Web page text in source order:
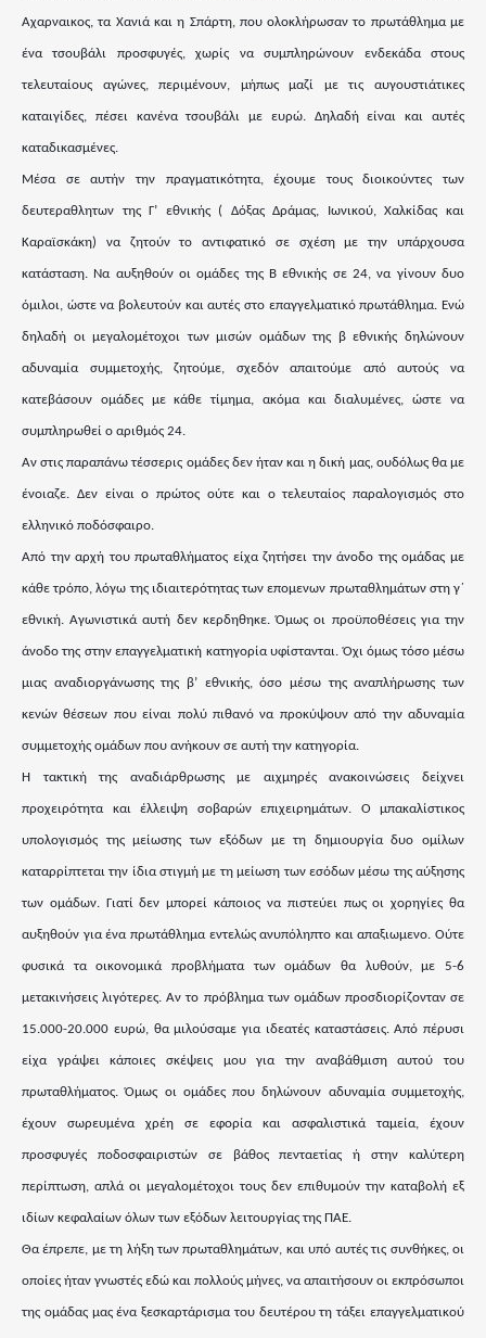
Αχαρναικος, τα Χανιά και η Σπάρτη, που ολοκλήρωσαν το πρωτάθλημα με
ένα τσουβάλι προσφυγές, χωρίς να συμπληρώνουν ενδεκάδα στους
τελευταίους αγώνες, περιμένουν, μήπως μαζί με τις αυγουστιάτικες
καταιγίδες, πέσει κανένα τσουβάλι με ευρώ. Δηλαδή είναι και αυτές
καταδικασμένες.
Μέσα σε αυτήν την πραγματικότητα, έχουμε τους διοικούντες των
δευτεραθλητων της Γ’ εθνικής ( Δόξας Δράμας, Ιωνικού, Χαλκίδας και
Καραϊσκάκη) να ζητούν το αντιφατικό σε σχέση με την υπάρχουσα
κατάσταση. Να αυξηθούν οι ομάδες της Β εθνικής σε 24, να γίνουν δυο
όμιλοι, ώστε να βολευτούν και αυτές στο επαγγελματικό πρωτάθλημα. Ενώ
δηλαδή οι μεγαλομέτοχοι των μισών ομάδων της β εθνικής δηλώνουν
αδυναμία συμμετοχής, ζητούμε, σχεδόν απαιτούμε από αυτούς να
κατεβάσουν ομάδες με κάθε τίμημα, ακόμα και διαλυμένες, ώστε να
συμπληρωθεί ο αριθμός 24.
Αν στις παραπάνω τέσσερις ομάδες δεν ήταν και η δική μας, ουδόλως θα με
ένοιαζε. Δεν είναι ο πρώτος ούτε και ο τελευταίος παραλογισμός στο
ελληνικό ποδόσφαιρο.
Από την αρχή του πρωταθλήματος είχα ζητήσει την άνοδο της ομάδας με
κάθε τρόπο, λόγω της ιδιαιτερότητας των επομενων πρωταθλημάτων στη γ΄
εθνική. Αγωνιστικά αυτή δεν κερδηθηκε. Όμως οι προϋποθέσεις για την
άνοδο της στην επαγγελματική κατηγορία υφίστανται. Όχι όμως τόσο μέσω
μιας αναδιοργάνωσης της β’ εθνικής, όσο μέσω της αναπλήρωσης των
κενών θέσεων που είναι πολύ πιθανό να προκύψουν από την αδυναμία
συμμετοχής ομάδων που ανήκουν σε αυτή την κατηγορία.
Η τακτική της αναδιάρθρωσης με αιχμηρές ανακοινώσεις δείχνει
προχειρότητα και έλλειψη σοβαρών επιχειρημάτων. Ο μπακαλίστικος
υπολογισμός της μείωσης των εξόδων με τη δημιουργία δυο ομίλων
καταρρίπτεται την ίδια στιγμή με τη μείωση των εσόδων μέσω της αύξησης
των ομάδων. Γιατί δεν μπορεί κάποιος να πιστεύει πως οι χορηγίες θα
αυξηθούν για ένα πρωτάθλημα εντελώς ανυπόληπτο και απαξιωμενο. Ούτε
φυσικά τα οικονομικά προβλήματα των ομάδων θα λυθούν, με 5-6
μετακινήσεις λιγότερες. Αν το πρόβλημα των ομάδων προσδιορίζονταν σε
15.000-20.000 ευρώ, θα μιλούσαμε για ιδεατές καταστάσεις. Από πέρυσι
είχα γράψει κάποιες σκέψεις μου για την αναβάθμιση αυτού του
πρωταθλήματος. Όμως οι ομάδες που δηλώνουν αδυναμία συμμετοχής,
έχουν σωρευμένα χρέη σε εφορία και ασφαλιστικά ταμεία, έχουν
προσφυγές ποδοσφαιριστών σε βάθος πενταετίας ή στην καλύτερη
περίπτωση, απλά οι μεγαλομέτοχοι τους δεν επιθυμούν την καταβολή εξ
ιδίων κεφαλαίων όλων των εξόδων λειτουργίας της ΠΑΕ.
Θα έπρεπε, με τη λήξη των πρωταθλημάτων, και υπό αυτές τις συνθήκες, οι
οποίες ήταν γνωστές εδώ και πολλούς μήνες, να απαιτήσουν οι εκπρόσωποι
της ομάδας μας ένα ξεσκαρτάρισμα του δευτέρου τη τάξει επαγγελματικού